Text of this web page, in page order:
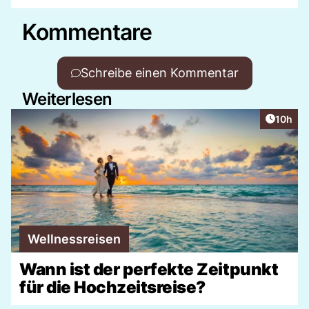
Kommentare
Schreibe einen Kommentar
Weiterlesen
Artikel
10h
Wellnessreisen
Wann ist der perfekte Zeitpunkt
für die Hochzeitsreise?